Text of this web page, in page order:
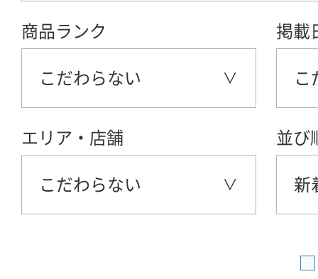
商品ランク
こだわらない
掲載
こ
エリア・店舗
こだわらない
並び
新